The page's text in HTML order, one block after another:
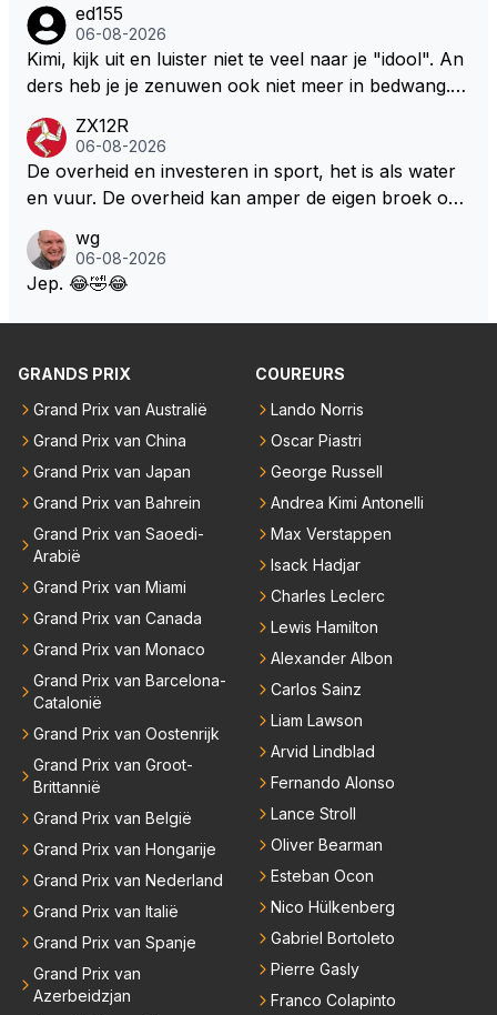
over dan kunnen ze hun eigen uitlaat gassen inade
men maar niet wetende was dat de F1 motor schone
r is dan een normale auto. Dus denk echt niet dat de
ters zullen steunen laat staan om een euro in het cir
cuit Zandvoort te steken
ed155
06-08-2026
Kimi, kijk uit en luister niet te veel naar je "idool". An
ders heb je je zenuwen ook niet meer in bedwang. Zi
Marquez/Jos ? Veel gezelliger
ZX12R
06-08-2026
De overheid en investeren in sport, het is als water
en vuur. De overheid kan amper de eigen broek oph
s. Je kunt de Staat het best vergelijken met de sherif
f van Nottinghem (Robin Hood) welk achter de bom
m/haar van zijn laatste zuurverdiende stuiver te ber
andvoort willen investeren en dat zal ook nooit gebe
uren. Afdragen van BTW gelden en vergunningen bi
j dergelijke sportievefestiviteiten MOET je dan weer
wel afstaan, de parasiet.
wg
06-08-2026
Jep. 😂🤣😂
GRANDS PRIX
Grand Prix van Australië
Grand Prix van China
Grand Prix van Japan
Grand Prix van Bahrein
Grand Prix van Saoedi-
Arabië
Grand Prix van Miami
Grand Prix van Canada
Grand Prix van Monaco
Grand Prix van Barcelona-
Catalonië
Grand Prix van Oostenrijk
Grand Prix van Groot-
Brittannië
Grand Prix van België
Grand Prix van Hongarije
Grand Prix van Nederland
Grand Prix van Italië
Grand Prix van Spanje
Grand Prix van
Azerbeidzjan
COUREURS
Lando Norris
Oscar Piastri
George Russell
Andrea Kimi Antonelli
Max Verstappen
Isack Hadjar
Charles Leclerc
Lewis Hamilton
Alexander Albon
Carlos Sainz
Liam Lawson
Arvid Lindblad
Fernando Alonso
Lance Stroll
Oliver Bearman
Esteban Ocon
Nico Hülkenberg
Gabriel Bortoleto
Pierre Gasly
Franco Colapinto